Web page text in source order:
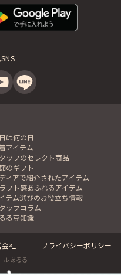
は何の日
アイテム
ッフのセレクト商品
のギフト
ィアで紹介されたアイテム
フト感あふれるアイテム
テム選びのお役立ち情報
ッフコラム
る豆知識
会社 プライバシーポリシー
あるる